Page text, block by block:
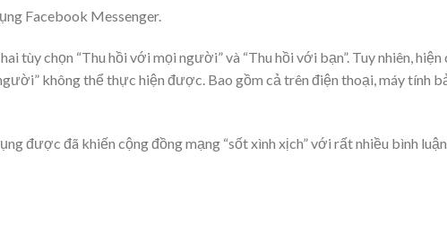
Facebook Messenger.
tùy chọn “Thu hồi với mọi người” và “Thu hồi với bạn”. Tuy nhiên,
không thể thực hiện được. Bao gồm cả trên điện thoại, máy tính
được đã khiến cộng đồng mạng “sốt xình xịch” với rất nhiều bình